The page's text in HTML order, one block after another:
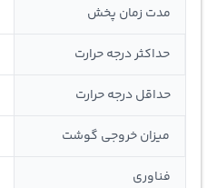
مدت زمان پخش
حداکثر درجه حرارت
حداقل درجه حرارت
ميزان خروجی گوشت
فناوری